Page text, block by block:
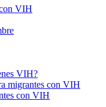
VIH
VIH?
migrantes con VIH
con VIH